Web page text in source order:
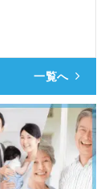
一覧へ